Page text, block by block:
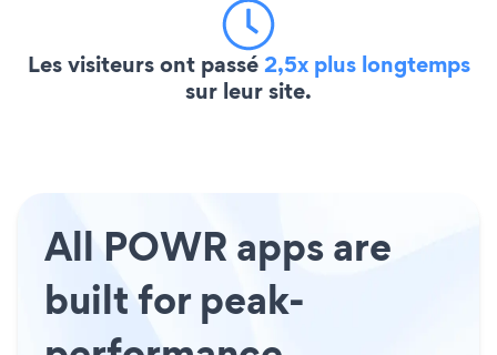
Les visiteurs ont passé2,5x plus longtemps
sur leur site.
All POWR apps are
built for peak-